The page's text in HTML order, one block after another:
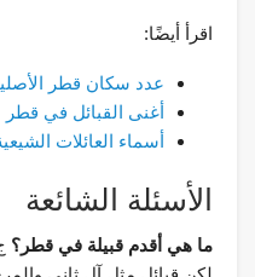
اقرأ أيضًا:
عدد سكان قطر
أغنى القبائل في قطر
أسماء العائلات
الأسئلة الشائعة
ما هي أقدم قبيلة في قطر؟